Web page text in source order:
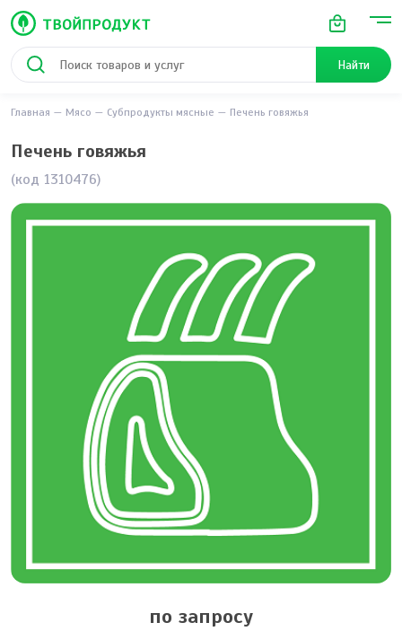
Найти
Главная Мясо Субпродукты мясные Печень говяжья
Печень говяжья
(код 1310476)
по запросу